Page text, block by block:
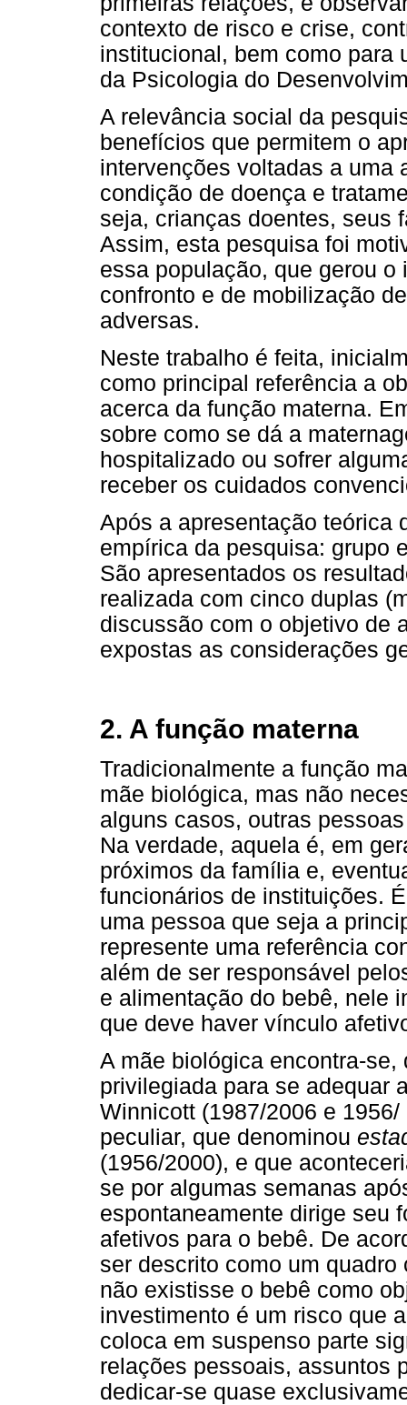
contexto de risco e crise,
institucional, bem como para
da Psicologia do
A relevância social da
benefícios que permitem o
intervenções voltadas a uma
condição de doença e
seja, crianças doentes, seus
Assim, esta pesquisa foi
essa população, que gerou
confronto e de mobilização
adversas.
Neste trabalho é feita,
como principal referência a
acerca da função materna.
sobre como se dá a
hospitalizado ou sofrer
receber os cuidados
Após a apresentação teórica
empírica da pesquisa: grupo
São apresentados os
realizada com cinco duplas
discussão com o objetivo de
expostas as considerações
2. A função materna
Tradicionalmente a função
mãe biológica, mas não
alguns casos, outras
Na verdade, aquela é, em
próximos da família e,
funcionários de instituições.
uma pessoa que seja a
represente uma referência
além de ser responsável
e alimentação do bebê, nele
que deve haver vínculo
A mãe biológica encontra-
privilegiada para se adequar
Winnicott (1987/2006 e
peculiar, que denominou
(1956/2000), e que
se por algumas semanas
espontaneamente dirige seu
afetivos para o bebê. De
ser descrito como um
não existisse o bebê como
investimento é um risco que
coloca em suspenso parte
relações pessoais, assuntos
dedicar-se quase